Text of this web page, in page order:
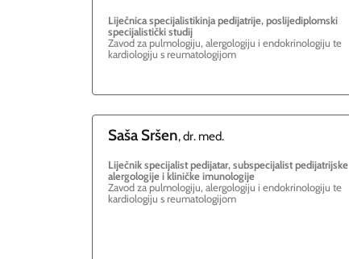
Liječnica specijalistikinja pedijatrije, poslijediplomski
specijalistički studij
Zavod za pulmologiju, alergologiju i endokrinologiju te
kardiologiju s reumatologijom
Saša Sršen, dr. med.
Liječnik specijalist pedijatar, subspecijalist pedijatrijske
alergologije i kliničke imunologije
Zavod za pulmologiju, alergologiju i endokrinologiju te
kardiologiju s reumatologijom